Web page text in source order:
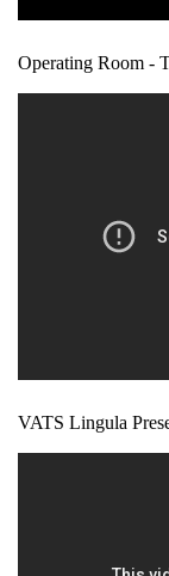
Operating Room -
VATS Lingula